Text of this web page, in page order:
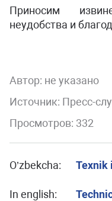
Приносим
неудобства и
Автор: не указано
Источник: Пресс-
Просмотров: 332
O’zbekcha: Texnik
In english: